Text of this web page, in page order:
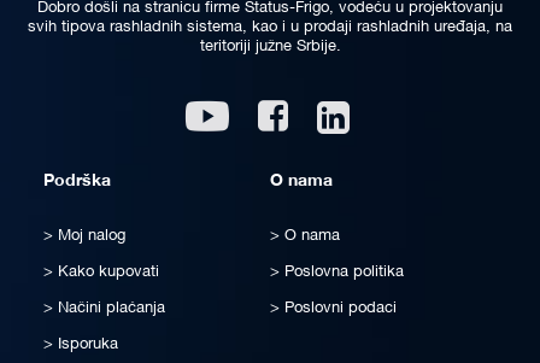
Dobro došli na stranicu firme Status-Frigo, vodeću u projektovanju
svih tipova rashladnih sistema, kao i u prodaji rashladnih uređaja, na
teritoriji južne Srbije.
Youtube Facebook
Podrška
Moj nalog
Kako kupovati
Načini plaćanja
Isporuka
O nama
O nama
Poslovna politika
Poslovni podaci